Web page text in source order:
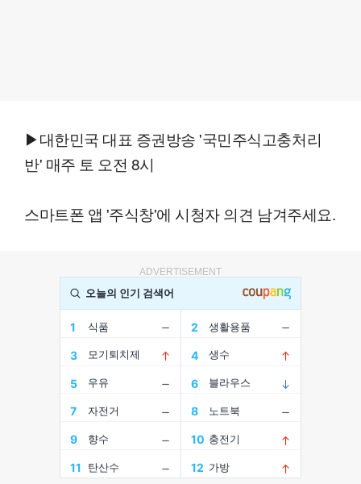
▶대한민국 대표 증권방송 '국민주식고충처리
반' 매주 토 오전 8시
스마트폰 앱 '주식창'에 시청자 의견 남겨주세요.
ADVERTISEMENT